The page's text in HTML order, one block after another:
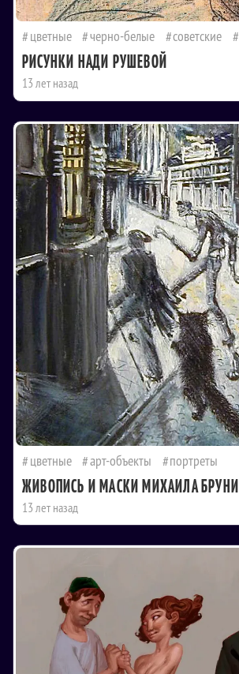
цветные черно-белые советские
РИСУНКИ НАДИ РУШЕВОЙ
13 лет назад
цветные арт-объекты портреты
ЖИВОПИСЬ И МАСКИ МИХАИЛА БРУНИ
13 лет назад